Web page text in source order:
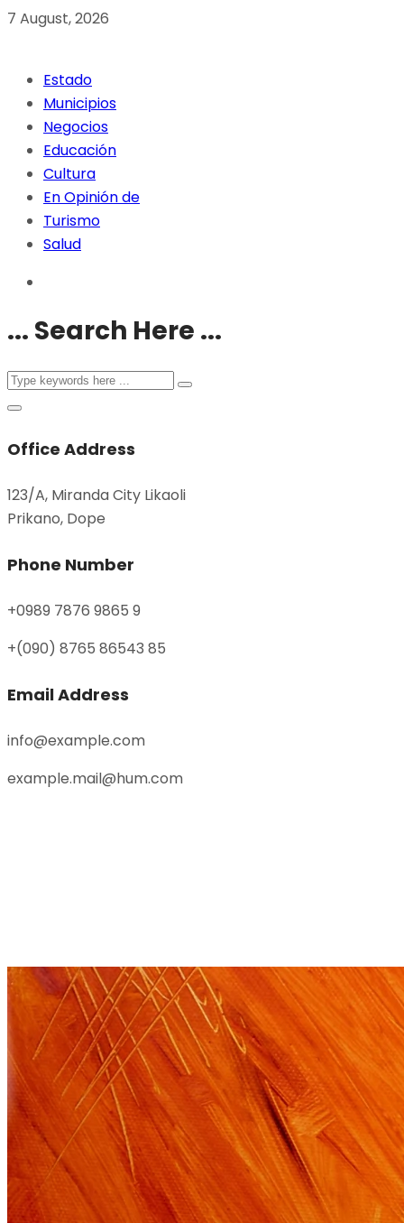
7 August, 2026
Estado
Municipios
Negocios
Educación
Cultura
En Opinión de
Turismo
Salud
... Search Here ...
Office Address
123/A, Miranda City Likaoli
Prikano, Dope
Phone Number
+0989 7876 9865 9
+(090) 8765 86543 85
Email Address
info@example.com
example.mail@hum.com